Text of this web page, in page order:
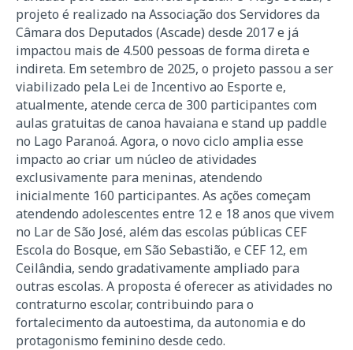
projeto é realizado na Associação dos Servidores da
Câmara dos Deputados (Ascade) desde 2017 e já
impactou mais de 4.500 pessoas de forma direta e
indireta. Em setembro de 2025, o projeto passou a ser
viabilizado pela Lei de Incentivo ao Esporte e,
atualmente, atende cerca de 300 participantes com
aulas gratuitas de canoa havaiana e stand up paddle
no Lago Paranoá. Agora, o novo ciclo amplia esse
impacto ao criar um núcleo de atividades
exclusivamente para meninas, atendendo
inicialmente 160 participantes. As ações começam
atendendo adolescentes entre 12 e 18 anos que vivem
no Lar de São José, além das escolas públicas CEF
Escola do Bosque, em São Sebastião, e CEF 12, em
Ceilândia, sendo gradativamente ampliado para
outras escolas. A proposta é oferecer as atividades no
contraturno escolar, contribuindo para o
fortalecimento da autoestima, da autonomia e do
protagonismo feminino desde cedo.